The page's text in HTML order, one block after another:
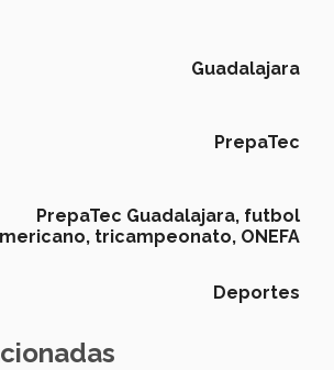
Guadalajara
PrepaTec
PrepaTec Guadalajara, futbol
tricampeonato, ONEFA
Deportes